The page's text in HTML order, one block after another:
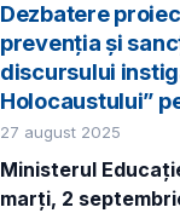
Dezbatere
prevenția și
discursului
Holocaustului”
27 august 2025
Ministerul
marți, 2